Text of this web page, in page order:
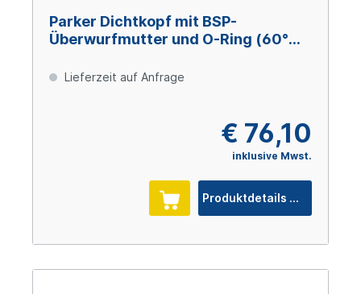
Parker Dichtkopf mit BSP-
Überwurfmutter und O-Ring (60°
Lieferzeit auf Anfrage
€ 76,10
inklusive Mwst.
Produktdetails